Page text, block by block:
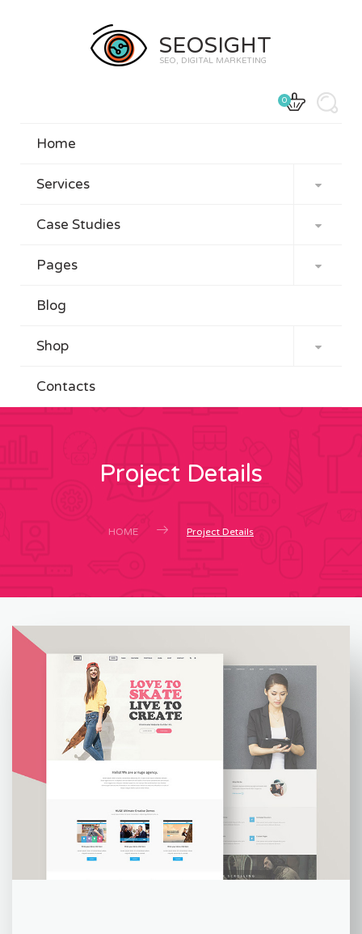
SEOSIGHT
SEO, DIGITAL MARKETING
Home
Services 
Case Studies 
Pages 
Blog
Shop 
Contacts
0
Project Details
HOME Project Details